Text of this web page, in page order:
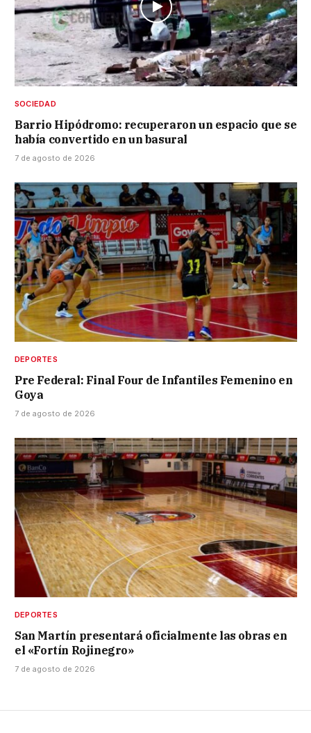
SOCIEDAD
Barrio Hipódromo: recuperaron un espacio que se
había convertido en un basural
7 de agosto de 2026
DEPORTES
Pre Federal: Final Four de Infantiles Femenino en
Goya
7 de agosto de 2026
DEPORTES
San Martín presentará oficialmente las obras en
el «Fortín Rojinegro»
7 de agosto de 2026